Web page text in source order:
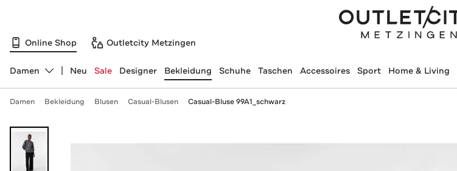
Online Shop Outletcity Metzingen
Abteilung ändern, ausgewählt:
Damen Neu Sale Designer Bekleidung Schuhe Taschen Accessoires Sport Home & Living
Damen Bekleidung Blusen Casual-Blusen Casual-Bluse 99A1_schwarz